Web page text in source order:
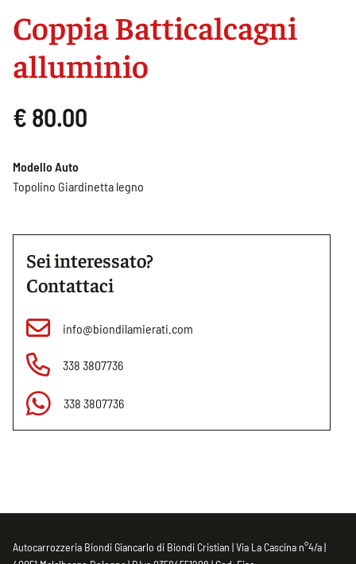
Coppia Batticalcagni
alluminio
€ 80.00
Modello Auto
Topolino Giardinetta legno
Sei interessato?
Contattaci
info@biondilamierati.com
338 3807736
338 3807736
Autocarrozzeria Biondi Giancarlo di Biondi Cristian | Via La Cascina n°4/a |